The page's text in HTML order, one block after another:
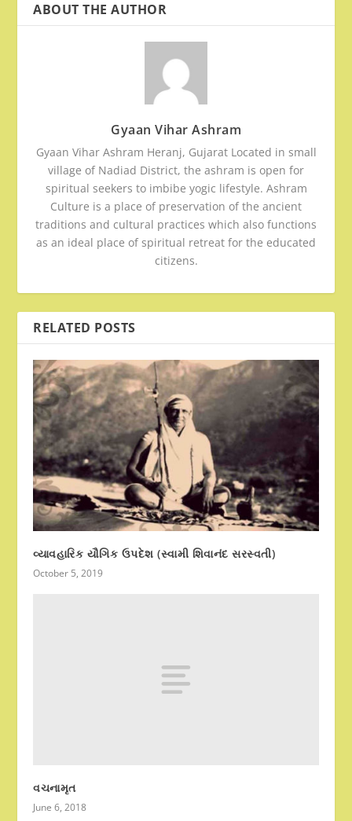
ABOUT THE AUTHOR
Gyaan Vihar Ashram
Gyaan Vihar Ashram Heranj, Gujarat Located in small
village of Nadiad District, the ashram is open for
spiritual seekers to imbibe yogic lifestyle. Ashram
Culture is a place of preservation of the ancient
traditions and cultural practices which also functions
as an ideal place of spiritual retreat for the educated
citizens.
RELATED POSTS
વ્યાવહારિક યૌગિક ઉપદેશ (સ્વામી શિવાનંદ સરસ્વતી)
October 5, 2019
વચનામૃત
June 6, 2018